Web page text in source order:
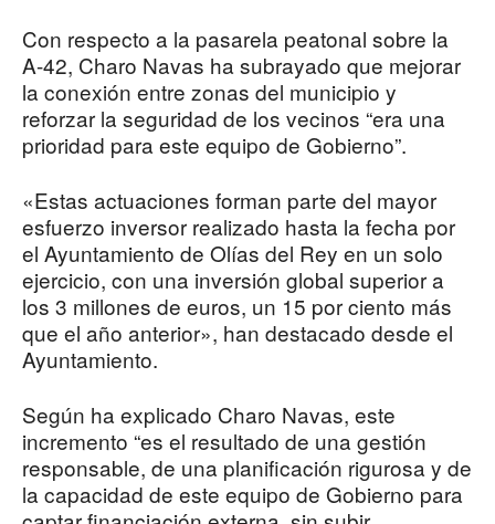
Con respecto a la pasarela peatonal sobre la
A-42, Charo Navas ha subrayado que mejorar
la conexión entre zonas del municipio y
reforzar la seguridad de los vecinos “era una
prioridad para este equipo de Gobierno”.
«Estas actuaciones forman parte del mayor
esfuerzo inversor realizado hasta la fecha por
el Ayuntamiento de Olías del Rey en un solo
ejercicio, con una inversión global superior a
los 3 millones de euros, un 15 por ciento más
que el año anterior», han destacado desde el
Ayuntamiento.
Según ha explicado Charo Navas, este
incremento “es el resultado de una gestión
responsable, de una planificación rigurosa y de
la capacidad de este equipo de Gobierno para